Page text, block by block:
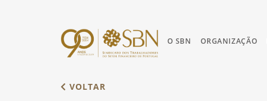
O SBN ORGANIZAÇÃO
VOLTAR